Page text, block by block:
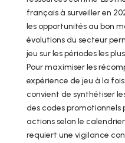
français à surveiller en
les opportunités au bon
évolutions du secteur
jeu sur les périodes les
Pour maximiser les
expérience de jeu à la
convient de synthétiser
des codes promotionnels
actions selon le
requiert une vigilance